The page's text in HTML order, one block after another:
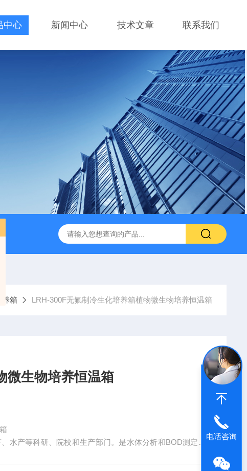
中心 新闻中心 技术文章 联系我们
分测定仪 GDJ6010高低温交变试验箱daohan冷热交变测试箱
养箱 LRH-300F无氟制冷生化培养箱植物微生物培养恒温箱
微生物培养恒温箱
水产等科研、院校和生产部门。是水体分析和BOD测定，
电话咨询